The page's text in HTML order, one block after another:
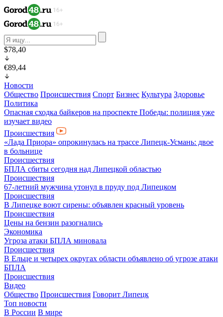
$78,40
€89,44
Новости
Общество Происшествия Спорт Бизнес Культура Здоровье
Политика
Опасная сходка байкеров на проспекте Победы: полиция уже
изучает видео
Происшествия
«Лада Приора» опрокинулась на трассе Липецк-Усмань: двое
в больнице
Происшествия
БПЛА сбиты сегодня над Липецкой областью
Происшествия
67-летний мужчина утонул в пруду под Липецком
Происшествия
В Липецке воют сирены: объявлен красный уровень
Происшествия
Цены на бензин разогнались
Экономика
Угроза атаки БПЛА миновала
Происшествия
В Ельце и четырех округах области объявлено об угрозе атаки
БПЛА
Происшествия
Видео
Общество Происшествия Говорит Липецк
Топ новости
В России В мире